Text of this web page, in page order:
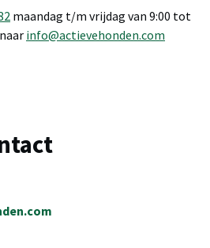
maandag t/m vrijdag van 9:00 tot
info@actievehonden.com